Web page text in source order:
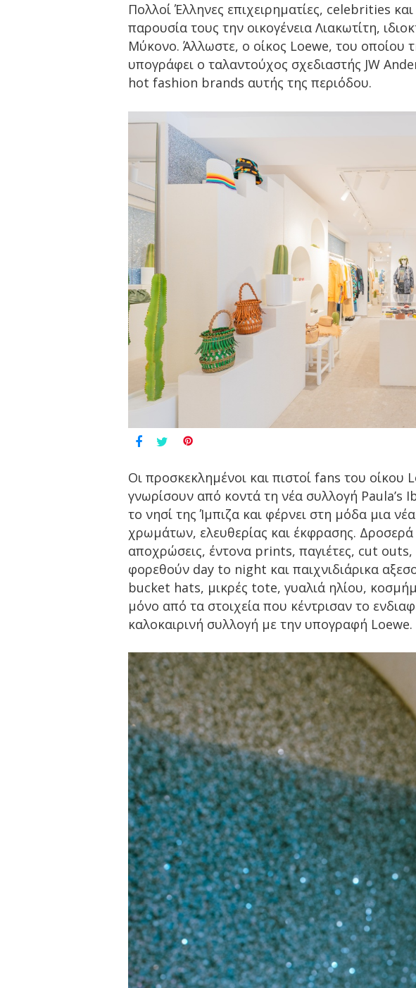
Πολλοί Έλληνες επιχειρηματίες, celebrities
παρουσία τους την οικογένεια Λιακωτίτη,
Μύκονο. Άλλωστε, ο οίκος Loewe, του οποίου
υπογράφει ο ταλαντούχος σχεδιαστής JW
hot fashion brands αυτής της περιόδου.
Οι προσκεκλημένοι και πιστοί fans του οίκου
γνωρίσουν από κοντά τη νέα συλλογή Paula’s
το νησί της Ίμπιζα και φέρνει στη μόδα μια
χρωμάτων, ελευθερίας και έκφρασης.
αποχρώσεις, έντονα prints, παγιέτες, cut
φορεθούν day to night και παιχνιδιάρικα
bucket hats, μικρές tote, γυαλιά ηλίου,
μόνο από τα στοιχεία που κέντρισαν το
καλοκαιρινή συλλογή με την υπογραφή Loewe.